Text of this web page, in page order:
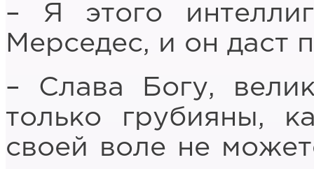
– Я этого
Мерседес, и он даст
– Слава Богу,
только грубияны,
своей воле не